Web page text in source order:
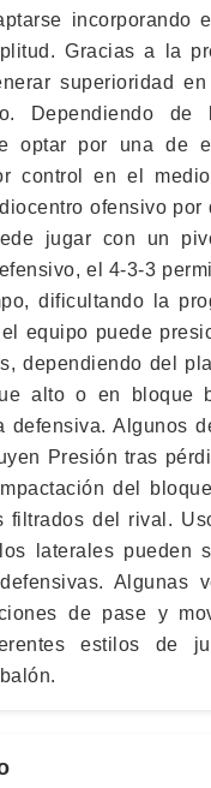
incorporando
Gracias a la
superioridad
Dependiendo de
optar por una de
control en el
ofensivo
jugar con un
el 4-3-3
dificultando la
equipo puede
dependiendo del
alto o en bloque
defensiva. Algunos
Presión tras
del
filtrados del rival.
laterales pueden
Algunas
de pase y
estilos de